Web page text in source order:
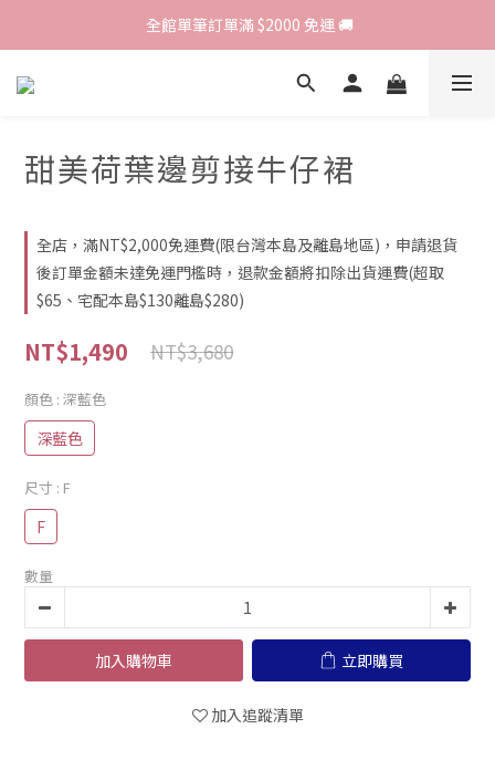
歡迎光臨 RED HOUSE! 新客註冊會員即贈$200購物金 ♥
全館單筆訂單滿 $2000 免運 🚚
歡迎光臨 RED HOUSE! 新客註冊會員即贈$200購物金 ♥
甜美荷葉邊剪接牛仔裙
全店，滿NT$2,000免運費(限台灣本島及離島地區)，申請退貨
後訂單金額未達免運門檻時，退款金額將扣除出貨運費(超取
$65、宅配本島$130離島$280)
NT$1,490 NT$3,680
顏色 : 深藍色
深藍色
尺寸 : F
F
數量
加入購物車 立即購買
加入追蹤清單